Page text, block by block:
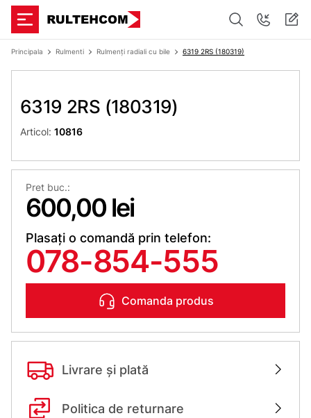
Principala Rulmenti Rulmenți radiali cu bile 6319 2RS (180319)
6319 2RS (180319)
Articol: 10816
Pret buc.:
600,00 lei
Plasați o comandă prin telefon:
078-854-555
Comanda produs
Livrare și plată
Politica de returnare